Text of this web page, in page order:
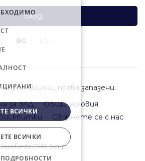
Вход
BG
Борса. Всички права запазени.
за ЗЛД
ОБщи условия
Свържете се с нас
CMS Script
ВСИЧКИ
ВСИЧКИ